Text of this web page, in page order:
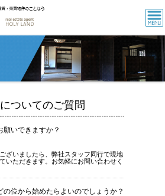
ついてのご質問
願いできますか？
ざいましたら、弊社スタッフ同行で現地
いただきます。お気軽にお問い合わせく
の位から始めたらよいのでしょうか？